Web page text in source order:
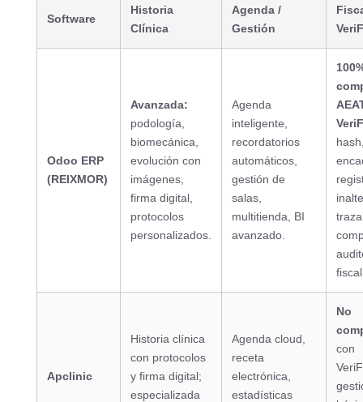
Software
Historia
Clínica
Agenda /
Gestión
Odoo ERP
(REIXMOR)
Avanzada:
podología,
biomecánica,
evolución con
imágenes,
firma digital,
protocolos
personalizados.
Agenda
inteligente,
recordatorios
automáticos,
gestión de
salas,
multitienda, BI
avanzado.
Apclinic
Historia clínica
con protocolos
y firma digital;
especializada
Agenda cloud,
receta
electrónica,
estadísticas
No
con